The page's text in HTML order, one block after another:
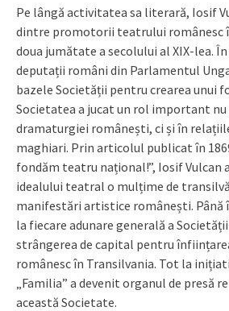
Pe lângă activitatea sa literară, Iosif
dintre promotorii teatrului românesc
doua jumătate a secolului al XIX-lea.
deputații români din Parlamentul
bazele Societății pentru crearea unui
Societatea a jucat un rol important nu
dramaturgiei românești, ci și în
maghiari. Prin articolul publicat în
fondăm teatru național!”, Iosif Vulcan
idealului teatral o mulțime de
manifestări artistice românești. Până
la fiecare adunare generală a Societății
strângerea de capital pentru
românesc în Transilvania. Tot la
„Familia” a devenit organul de presă
această Societate.